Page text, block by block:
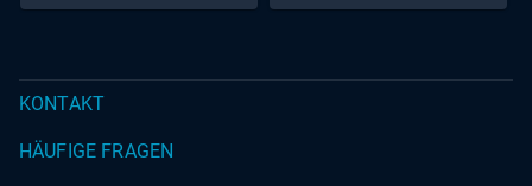
KONTAKT
HÄUFIGE FRAGEN